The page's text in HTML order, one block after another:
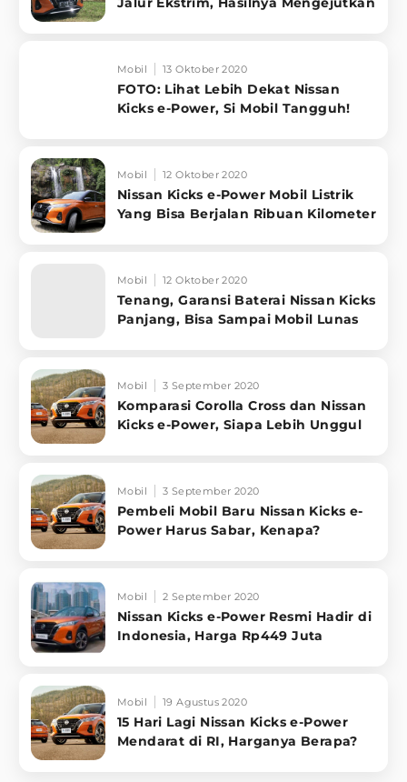
Mobil 13 Oktober 2020
FOTO: Lihat Lebih Dekat Nissan
Kicks e-Power, Si Mobil Tangguh!
Mobil 12 Oktober 2020
Nissan Kicks e-Power Mobil Listrik
Yang Bisa Berjalan Ribuan Kilometer
Mobil 12 Oktober 2020
Tenang, Garansi Baterai Nissan Kicks
Panjang, Bisa Sampai Mobil Lunas
Mobil 3 September 2020
Komparasi Corolla Cross dan Nissan
Kicks e-Power, Siapa Lebih Unggul
Mobil 3 September 2020
Pembeli Mobil Baru Nissan Kicks e-
Power Harus Sabar, Kenapa?
Mobil 2 September 2020
Nissan Kicks e-Power Resmi Hadir di
Indonesia, Harga Rp449 Juta
Mobil 19 Agustus 2020
15 Hari Lagi Nissan Kicks e-Power
Mendarat di RI, Harganya Berapa?